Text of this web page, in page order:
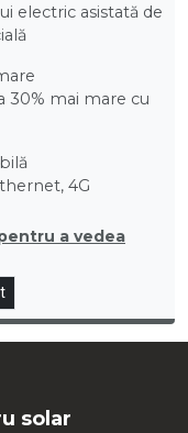
electric asistată de
30% mai mare cu
4G
a vedea
solar